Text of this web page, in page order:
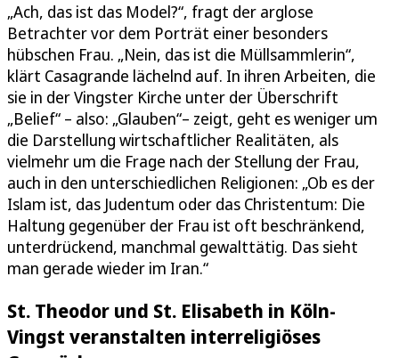
„Ach, das ist das Model?“, fragt der arglose
Betrachter vor dem Porträt einer besonders
hübschen Frau. „Nein, das ist die Müllsammlerin“,
klärt Casagrande lächelnd auf. In ihren Arbeiten, die
sie in der Vingster Kirche unter der Überschrift
„Belief“ – also: „Glauben“– zeigt, geht es weniger um
die Darstellung wirtschaftlicher Realitäten, als
vielmehr um die Frage nach der Stellung der Frau,
auch in den unterschiedlichen Religionen: „Ob es der
Islam ist, das Judentum oder das Christentum: Die
Haltung gegenüber der Frau ist oft beschränkend,
unterdrückend, manchmal gewalttätig. Das sieht
man gerade wieder im Iran.“
St. Theodor und St. Elisabeth in Köln-
Vingst veranstalten interreligiöses